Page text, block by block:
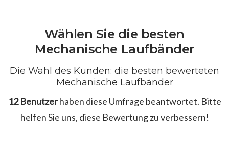
Wählen Sie die besten
Mechanische Laufbänder
Die Wahl des Kunden: die besten bewerteten
Mechanische Laufbänder
12 Benutzerhaben diese Umfrage beantwortet. Bitte
helfen Sie uns, diese Bewertung zu verbessern!